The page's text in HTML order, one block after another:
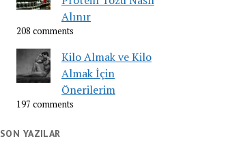
Alınır
208 comments
Kilo Almak ve Kilo
Almak İçin
Önerilerim
197 comments
SON YAZILAR